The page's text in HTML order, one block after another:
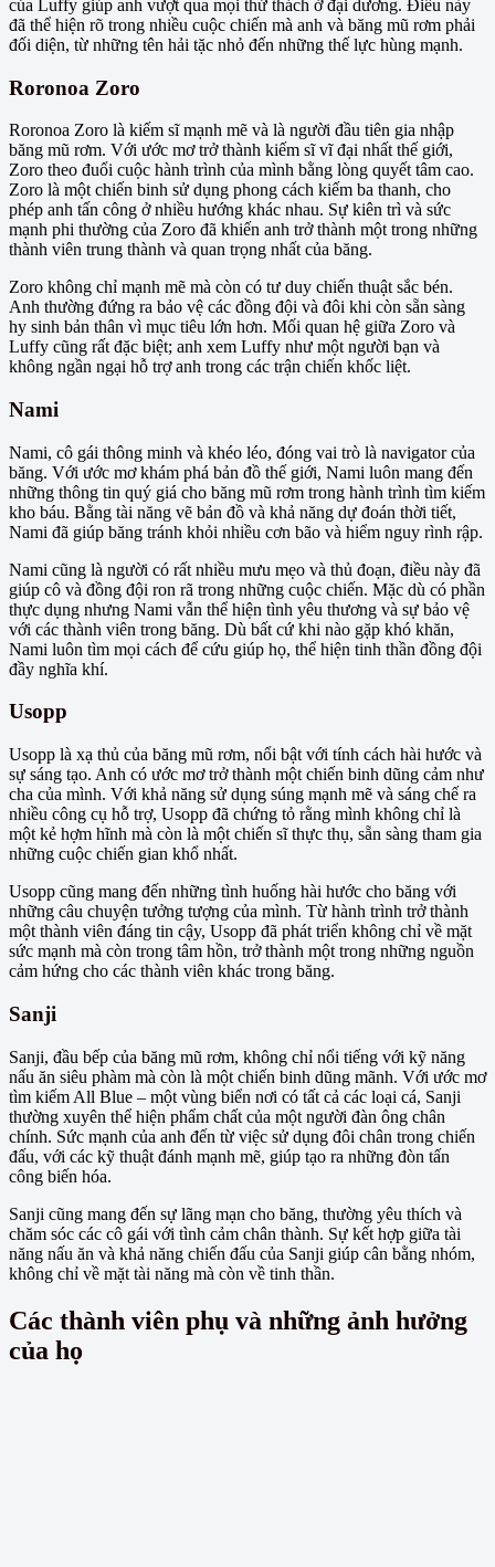
của Luffy giúp anh vượt qua mọi thử thách ở đại dương. Điều này
đã thể hiện rõ trong nhiều cuộc chiến mà anh và băng mũ rơm phải
đối diện, từ những tên hải tặc nhỏ đến những thế lực hùng mạnh.
Roronoa Zoro
Roronoa Zoro là kiếm sĩ mạnh mẽ và là người đầu tiên gia nhập
băng mũ rơm. Với ước mơ trở thành kiếm sĩ vĩ đại nhất thế giới,
Zoro theo đuổi cuộc hành trình của mình bằng lòng quyết tâm cao.
Zoro là một chiến binh sử dụng phong cách kiếm ba thanh, cho
phép anh tấn công ở nhiều hướng khác nhau. Sự kiên trì và sức
mạnh phi thường của Zoro đã khiến anh trở thành một trong những
thành viên trung thành và quan trọng nhất của băng.
Zoro không chỉ mạnh mẽ mà còn có tư duy chiến thuật sắc bén.
Anh thường đứng ra bảo vệ các đồng đội và đôi khi còn sẵn sàng
hy sinh bản thân vì mục tiêu lớn hơn. Mối quan hệ giữa Zoro và
Luffy cũng rất đặc biệt; anh xem Luffy như một người bạn và
không ngần ngại hỗ trợ anh trong các trận chiến khốc liệt.
Nami
Nami, cô gái thông minh và khéo léo, đóng vai trò là navigator của
băng. Với ước mơ khám phá bản đồ thế giới, Nami luôn mang đến
những thông tin quý giá cho băng mũ rơm trong hành trình tìm kiếm
kho báu. Bằng tài năng vẽ bản đồ và khả năng dự đoán thời tiết,
Nami đã giúp băng tránh khỏi nhiều cơn bão và hiểm nguy rình rập.
Nami cũng là người có rất nhiều mưu mẹo và thủ đoạn, điều này đã
giúp cô và đồng đội ron rã trong những cuộc chiến. Mặc dù có phần
thực dụng nhưng Nami vẫn thể hiện tình yêu thương và sự bảo vệ
với các thành viên trong băng. Dù bất cứ khi nào gặp khó khăn,
Nami luôn tìm mọi cách để cứu giúp họ, thể hiện tinh thần đồng đội
đầy nghĩa khí.
Usopp
Usopp là xạ thủ của băng mũ rơm, nổi bật với tính cách hài hước và
sự sáng tạo. Anh có ước mơ trở thành một chiến binh dũng cảm như
cha của mình. Với khả năng sử dụng súng mạnh mẽ và sáng chế ra
nhiều công cụ hỗ trợ, Usopp đã chứng tỏ rằng mình không chỉ là
một kẻ hợm hĩnh mà còn là một chiến sĩ thực thụ, sẵn sàng tham gia
những cuộc chiến gian khổ nhất.
Usopp cũng mang đến những tình huống hài hước cho băng với
những câu chuyện tưởng tượng của mình. Từ hành trình trở thành
một thành viên đáng tin cậy, Usopp đã phát triển không chỉ về mặt
sức mạnh mà còn trong tâm hồn, trở thành một trong những nguồn
cảm hứng cho các thành viên khác trong băng.
Sanji
Sanji, đầu bếp của băng mũ rơm, không chỉ nổi tiếng với kỹ năng
nấu ăn siêu phàm mà còn là một chiến binh dũng mãnh. Với ước mơ
tìm kiếm All Blue – một vùng biển nơi có tất cả các loại cá, Sanji
thường xuyên thể hiện phẩm chất của một người đàn ông chân
chính. Sức mạnh của anh đến từ việc sử dụng đôi chân trong chiến
đấu, với các kỹ thuật đánh mạnh mẽ, giúp tạo ra những đòn tấn
công biến hóa.
Sanji cũng mang đến sự lãng mạn cho băng, thường yêu thích và
chăm sóc các cô gái với tình cảm chân thành. Sự kết hợp giữa tài
năng nấu ăn và khả năng chiến đấu của Sanji giúp cân bằng nhóm,
không chỉ về mặt tài năng mà còn về tinh thần.
Các thành viên phụ và những ảnh hưởng
của họ